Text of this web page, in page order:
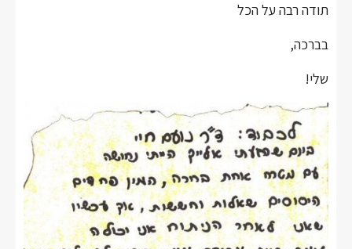
תודה רבה על הכל
בברכה,
שלי!